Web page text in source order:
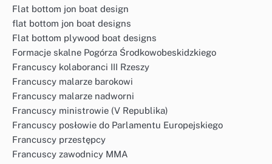
Flat bottom jon boat design
flat bottom jon boat designs
Flat bottom plywood boat designs
Formacje skalne Pogórza Środkowobeskidzkiego
Francuscy kolaboranci III Rzeszy
Francuscy malarze barokowi
Francuscy malarze nadworni
Francuscy ministrowie (V Republika)
Francuscy posłowie do Parlamentu Europejskiego
Francuscy przestępcy
Francuscy zawodnicy MMA